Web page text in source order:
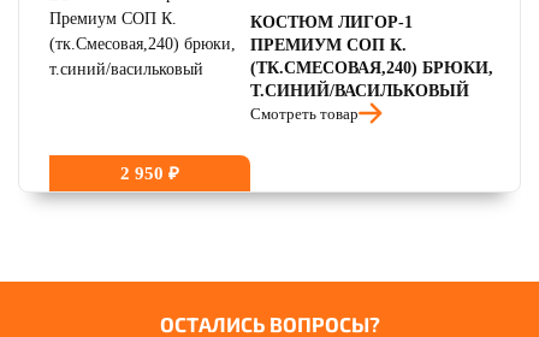
2 950 ₽
КОСТЮМ ЛИГОР-1
ПРЕМИУМ СОП К.
(ТК.СМЕСОВАЯ,240) БРЮКИ,
Т.СИНИЙ/ВАСИЛЬКОВЫЙ
Смотреть товар
ОСТАЛИСЬ ВОПРОСЫ?